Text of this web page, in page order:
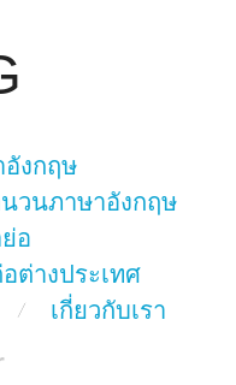
อังกฤษ
วนภาษาอังกฤษ
อ
ต่างประเทศ
เกี่ยวกับเรา